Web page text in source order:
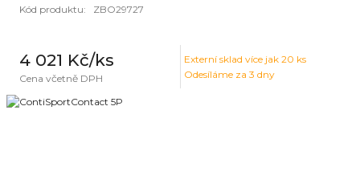
Kód produktu: ZBO29727
4 021 Kč/ks
Cena včetně DPH
Externí sklad více jak 20 ks
Odesíláme za 3 dny